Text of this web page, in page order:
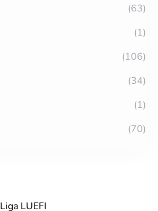
(63)
(1)
(106)
(34)
(1)
(70)
Liga LUEFI